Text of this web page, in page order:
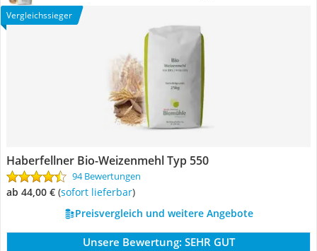
Vergleichssieger
Haberfellner Bio-Weizenmehl Typ 550
94 Bewertungen
ab 44,00 € ( Sofort lieferbar)
Preisvergleich und weitere Angebote
Unsere Bewertung: SEHR GUT